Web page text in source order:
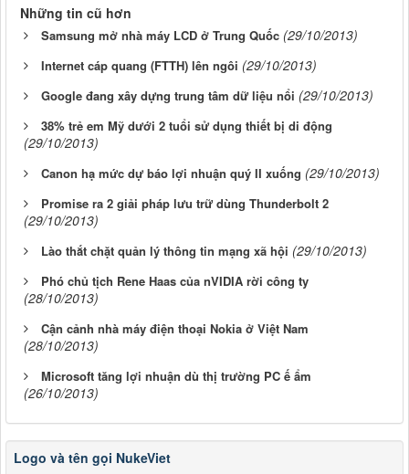
Những tin cũ hơn
Samsung mở nhà máy LCD ở Trung Quốc (29/10/2013)
Internet cáp quang (FTTH) lên ngôi (29/10/2013)
Google đang xây dựng trung tâm dữ liệu nổi (29/10/2013)
38% trẻ em Mỹ dưới 2 tuổi sử dụng thiết bị di động
(29/10/2013)
Canon hạ mức dự báo lợi nhuận quý II xuống (29/10/2013)
Promise ra 2 giải pháp lưu trữ dùng Thunderbolt 2
(29/10/2013)
Lào thắt chặt quản lý thông tin mạng xã hội (29/10/2013)
Phó chủ tịch Rene Haas của nVIDIA rời công ty
(28/10/2013)
Cận cảnh nhà máy điện thoại Nokia ở Việt Nam
(28/10/2013)
Microsoft tăng lợi nhuận dù thị trường PC ế ẩm
(26/10/2013)
Logo và tên gọi NukeViet